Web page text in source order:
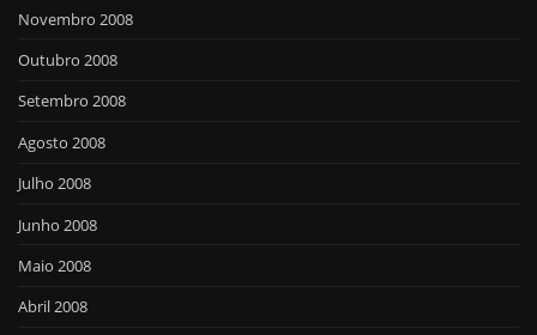
Novembro 2008
Outubro 2008
Setembro 2008
Agosto 2008
Julho 2008
Junho 2008
Maio 2008
Abril 2008